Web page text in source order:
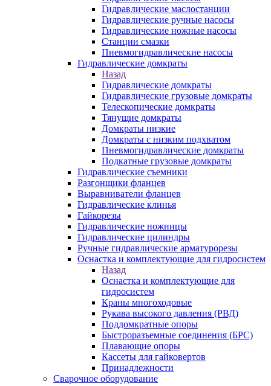
Гидравлические маслостанции
Гидравлические ручные насосы
Гидравлические ножные насосы
Станции смазки
Пневмогидравлические насосы
Гидравлические домкраты
Назад
Гидравлические домкраты
Гидравлические грузовые домкраты
Телескопические домкраты
Тянущие домкраты
Домкраты низкие
Домкраты с низким подхватом
Пневмогидравлические домкраты
Подкатные грузовые домкраты
Гидравлические съемники
Разгонщики фланцев
Выравниватели фланцев
Гидравлические клинья
Гайкорезы
Гидравлические ножницы
Гидравлические цилиндры
Ручные гидравлические арматурорезы
Оснастка и комплектующие для гидросистем
Назад
Оснастка и комплектующие для
гидросистем
Краны многоходовые
Рукава высокого давления (РВД)
Поддомкратные опоры
Быстроразъемные соединения (БРС)
Плавающие опоры
Кассеты для гайковертов
Принадлежности
Сварочное оборудование